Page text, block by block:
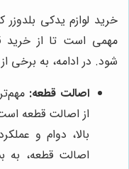
خرید لوازم یدکی
مهمی است تا از خرید
شود. در ادامه، به برخی
اصالت قطعه:
از اصالت قطعه
بالا، دوام و
اصالت قطعه، به